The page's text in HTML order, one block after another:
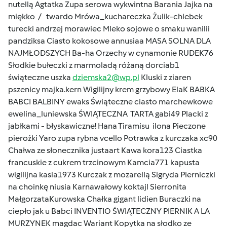
nutellą Agtatka Zupa serowa wykwintna Barania Jajka na
miękko / twardo Mrówa_kuchareczka Żulik-chlebek
turecki andrzej morawiec Mleko sojowe o smaku wanilii
pandziksa Ciasto kokosowe annusiaa MASA SOLNA DLA
NAJMŁODSZYCH Ba-ha Orzechy w cynamonie RUDEK76
Słodkie bułeczki z marmoladą różaną dorciab1
świąteczne uszka dziemska2@wp.pl Kluski z ziaren
pszenicy majka.kern Wigilijny krem grzybowy ElaK BABKA
BABCI BALBINY ewaks Świąteczne ciasto marchewkowe
ewelina_luniewska ŚWIĄTECZNA TARTA gabi49 Placki z
jabłkami - błyskawiczne! Hana Tiramisu ilona Pieczone
pierożki Yaro zupa rybna vcello Potrawka z kurczaka xc90
Chałwa ze słonecznika justaart Kawa kora123 Ciastka
francuskie z cukrem trzcinowym Kamcia771 kapusta
wigilijna kasia1973 Kurczak z mozarellą Sigryda Pierniczki
na choinkę niusia Karnawałowy koktajl Sierronita
MałgorzataKurowska Chałka gigant lidien Buraczki na
ciepło jak u Babci INVENTIO ŚWIĄTECZNY PIERNIK A LA
MURZYNEK magdac Wariant Kopytka na słodko ze